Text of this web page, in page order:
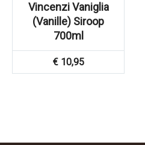
Vincenzi Vaniglia
(Vanille) Siroop
700ml
€10,95